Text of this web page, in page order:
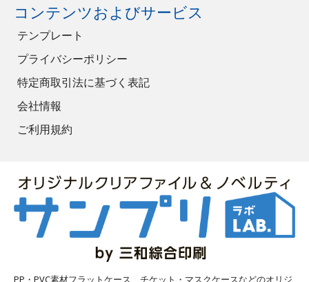
コンテンツおよびサービス
テンプレート
プライバシーポリシー
特定商取引法に基づく表記
会社情報
ご利用規約
PP・PVC素材フラットケース、チケット・マスクケースなどのオリジ